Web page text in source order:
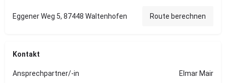
Eggener Weg 5, 87448 Waltenhofen Route berechnen
Kontakt
Ansprechpartner/-in Elmar Mair